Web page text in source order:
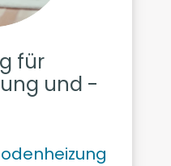
für
und -